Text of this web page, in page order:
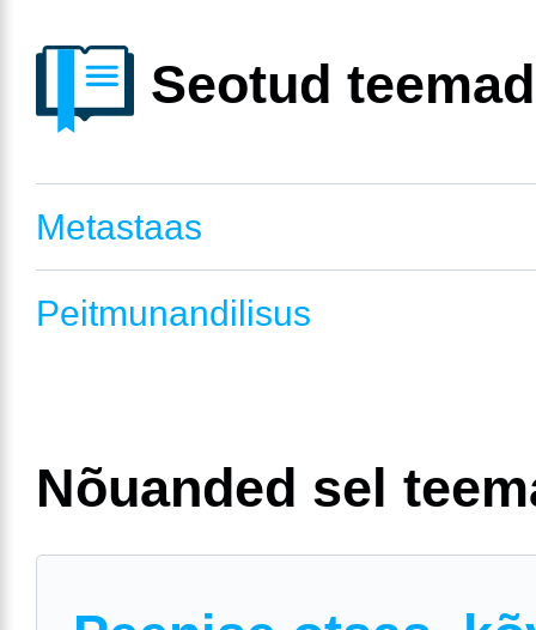
Seotud teemad
Metastaas
Peitmunandilisus
Nõuanded sel